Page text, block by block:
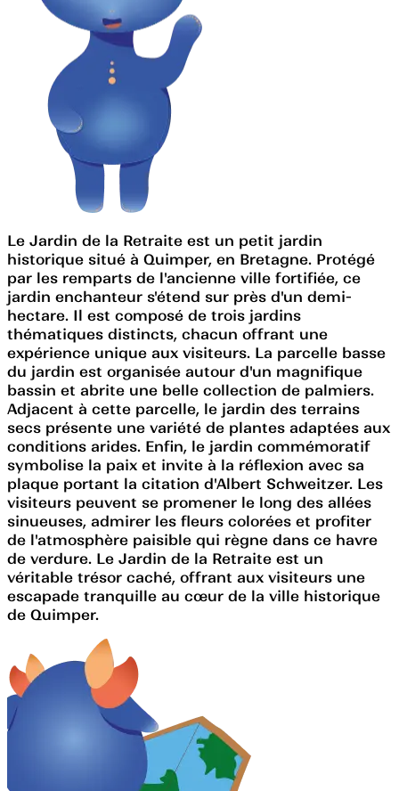
Le Jardin de la Retraite est un petit jardin
historique situé à Quimper, en Bretagne. Protégé
par les remparts de l'ancienne ville fortifiée, ce
jardin enchanteur s'étend sur près d'un demi-
hectare. Il est composé de trois jardins
thématiques distincts, chacun offrant une
expérience unique aux visiteurs. La parcelle basse
du jardin est organisée autour d'un magnifique
bassin et abrite une belle collection de palmiers.
Adjacent à cette parcelle, le jardin des terrains
secs présente une variété de plantes adaptées aux
conditions arides. Enfin, le jardin commémoratif
symbolise la paix et invite à la réflexion avec sa
plaque portant la citation d'Albert Schweitzer. Les
visiteurs peuvent se promener le long des allées
sinueuses, admirer les fleurs colorées et profiter
de l'atmosphère paisible qui règne dans ce havre
de verdure. Le Jardin de la Retraite est un
véritable trésor caché, offrant aux visiteurs une
escapade tranquille au cœur de la ville historique
de Quimper.